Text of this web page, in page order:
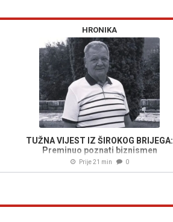
HRONIKA
TUŽNA VIJEST IZ ŠIROKOG BRIJEGA:
Preminuo poznati biznismen
Prije 21 min 0